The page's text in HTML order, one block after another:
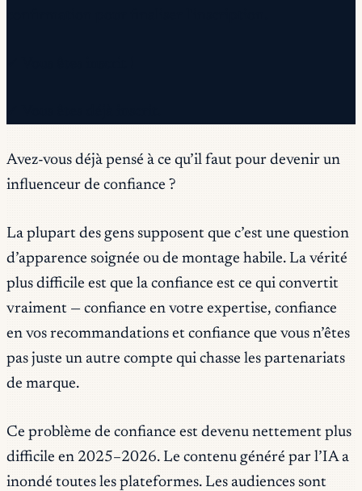
Avez-vous déjà pensé à ce qu’il faut pour devenir un
influenceur de confiance ?
La plupart des gens supposent que c’est une question
d’apparence soignée ou de montage habile. La vérité
plus difficile est que la confiance est ce qui convertit
vraiment — confiance en votre expertise, confiance
en vos recommandations et confiance que vous n’êtes
pas juste un autre compte qui chasse les partenariats
de marque.
Ce problème de confiance est devenu nettement plus
difficile en 2025–2026. Le contenu généré par l’IA a
inondé toutes les plateformes. Les audiences sont